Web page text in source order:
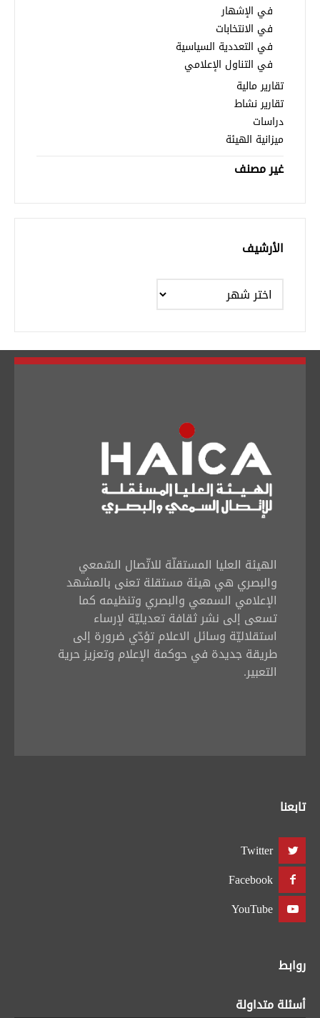
في الإشهار
في الانتخابات
في التعددية السياسية
في التناول الإعلامي
تقارير مالية
تقارير نشاط
دراسات
ميزانية الهيئة
غير مصنف
الأرشيف
الأرشيف
الهيئة العليا المستقلّة للاتّصال السّمعي
والبصري هي هيئة مستقلة تعنى بالمشهد
الإعلامي السمعي والبصري وتنظيمه كما
تسعى إلى نشر ثقافة تعديليّة لإرساء
استقلاليّة وسائل الاعلام تؤدّي ضرورة إلى
طريقة جديدة في حوكمة الإعلام وتعزيز حرية
التعبير.
تابعنا
Twitter
Facebook
YouTube
روابط
أسئلة متداولة